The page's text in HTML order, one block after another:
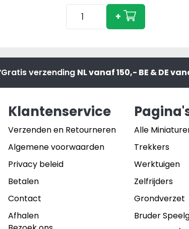
Deutz
(1980-
1984)
aantal
+
Gratis verzending NL vanaf 150,- BE & DE
Klantenservice
Verzenden en Retourneren
Algemene voorwaarden
Privacy beleid
Betalen
Contact
Afhalen
Alle
Trekkers
Werktuigen
Zelfrijders
Grondverzet
Bruder